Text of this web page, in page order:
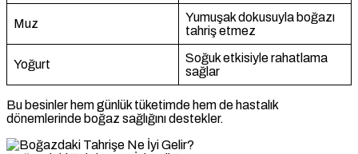
Muz
Yumuşak dokusuyla boğazı
tahriş etmez
Yoğurt
Soğuk etkisiyle rahatlama
sağlar
Bu besinler hem günlük tüketimde hem de hastalık
dönemlerinde boğaz sağlığını destekler.